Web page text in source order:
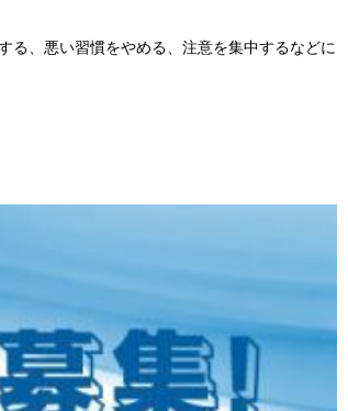
る、悪い習慣をやめる、注意を集中するなどに